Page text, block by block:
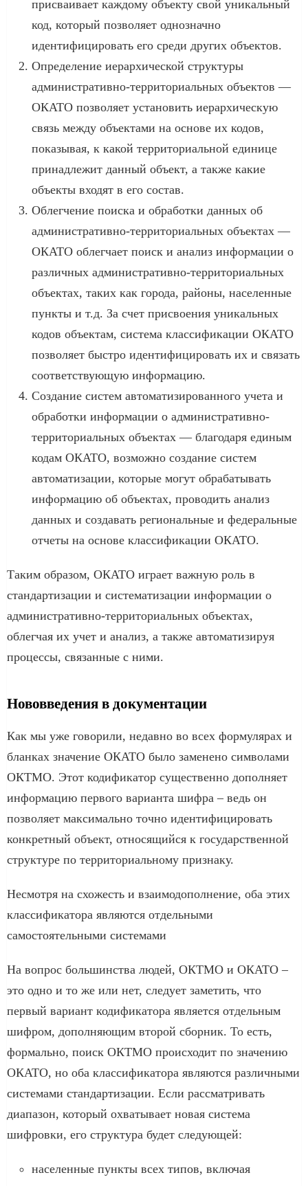
присваивает каждому объекту свой уникальный
код, который позволяет однозначно
идентифицировать его среди других объектов.
Определение иерархической структуры
административно-территориальных объектов —
ОКАТО позволяет установить иерархическую
связь между объектами на основе их кодов,
показывая, к какой территориальной единице
принадлежит данный объект, а также какие
объекты входят в его состав.
Облегчение поиска и обработки данных об
административно-территориальных объектах —
ОКАТО облегчает поиск и анализ информации о
различных административно-территориальных
объектах, таких как города, районы, населенные
пункты и т.д. За счет присвоения уникальных
кодов объектам, система классификации ОКАТО
позволяет быстро идентифицировать их и связать
соответствующую информацию.
Создание систем автоматизированного учета и
обработки информации о административно-
территориальных объектах — благодаря единым
кодам ОКАТО, возможно создание систем
автоматизации, которые могут обрабатывать
информацию об объектах, проводить анализ
данных и создавать региональные и федеральные
отчеты на основе классификации ОКАТО.
Таким образом, ОКАТО играет важную роль в
стандартизации и систематизации информации о
административно-территориальных объектах,
облегчая их учет и анализ, а также автоматизируя
процессы, связанные с ними.
Нововведения в документации
Как мы уже говорили, недавно во всех формулярах и
бланках значение ОКАТО было заменено символами
ОКТМО. Этот кодификатор существенно дополняет
информацию первого варианта шифра – ведь он
позволяет максимально точно идентифицировать
конкретный объект, относящийся к государственной
структуре по территориальному признаку.
Несмотря на схожесть и взаимодополнение, оба этих
классификатора являются отдельными
самостоятельными системами
На вопрос большинства людей, ОКТМО и ОКАТО –
это одно и то же или нет, следует заметить, что
первый вариант кодификатора является отдельным
шифром, дополняющим второй сборник. То есть,
формально, поиск ОКТМО происходит по значению
ОКАТО, но оба классификатора являются различными
системами стандартизации. Если рассматривать
диапазон, который охватывает новая система
шифровки, его структура будет следующей:
населенные пункты всех типов, включая